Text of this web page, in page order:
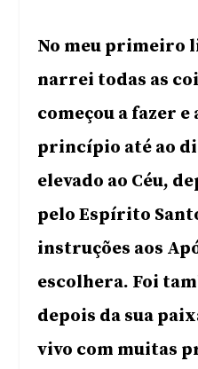
No meu primeiro
narrei todas as
começou a fazer e
princípio até ao
elevado ao Céu,
pelo Espírito
instruções aos
escolhera. Foi
depois da sua
vivo com muitas